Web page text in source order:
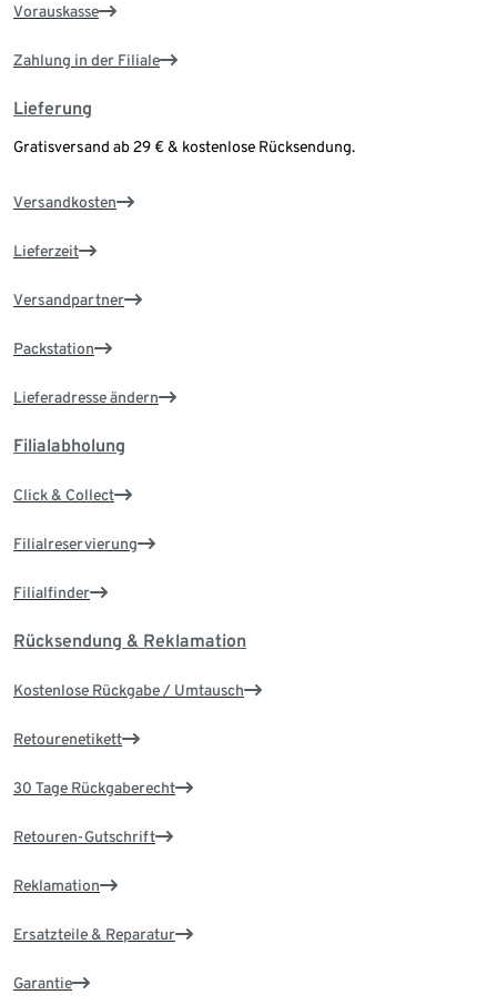
Vorauskasse
Zahlung in der Filiale
Lieferung
Gratisversand ab 29 € & kostenlose Rücksendung.
Versandkosten
Lieferzeit
Versandpartner
Packstation
Lieferadresse ändern
Filialabholung
Click & Collect
Filialreservierung
Filialfinder
Rücksendung & Reklamation
Kostenlose Rückgabe / Umtausch
Retourenetikett
30 Tage Rückgaberecht
Retouren-Gutschrift
Reklamation
Ersatzteile & Reparatur
Garantie